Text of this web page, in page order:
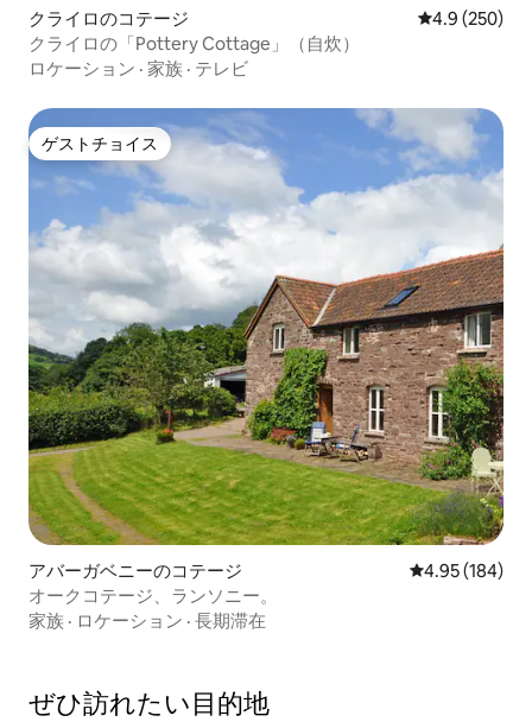
クライロのコテージ レビュー250
4.9 (250)
クライロの「Pottery Cottage」（自炊）
ロケーション · 家族 · テレビ
ゲストチョイス
ゲストチョイス
アバーガベニーのコテージ レビュー184
4.95 (184)
オークコテージ、ランソニー。
家族 · ロケーション · 長期滞在
ぜひ訪⁠れ⁠た⁠い目⁠的⁠地